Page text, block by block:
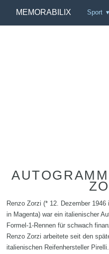
MEMORABILIX Sport
Renzo Zorzi (* 12. Dezember
in Magenta) war ein italienischer
Formel-1-Rennen für schwach
Renzo Zorzi arbeitete seit den
italienischen Reifenhersteller